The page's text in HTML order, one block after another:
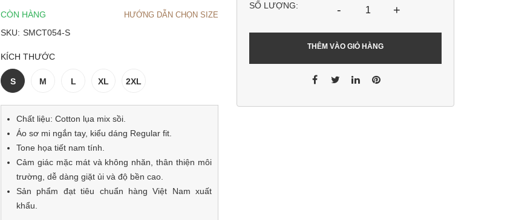
CÒN HÀNG HƯỚNG DẪN CHỌN SIZE
SKU: SMCT054-S
KÍCH THƯỚC
S M L XL 2XL
Chất liệu: Cotton lụa mix sồi.
Áo sơ mi ngắn tay, kiểu dáng Regular fit.
Tone họa tiết nam tính.
Cảm giác mặc mát và không nhăn, thân thiện môi
trường, dễ dàng giặt ủi và độ bền cao.
Sản phẩm đạt tiêu chuẩn hàng Việt Nam xuất
khẩu.
SỐ LƯỢNG: - +
THÊM VÀO GIỎ HÀNG